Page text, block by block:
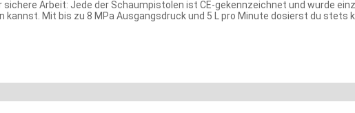
Arbeit: Jede der Schaumpistolen ist CE-gekennzeichnet und wurde
kannst. Mit bis zu 8 MPa Ausgangsdruck und 5 L pro Minute dosierst du stets